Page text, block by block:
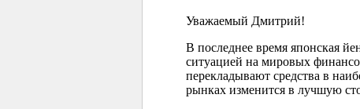
Уважаемый Дмитрий!
В последнее время японская
ситуацией на мировых
перекладывают средства в
рынках изменится в лучшую